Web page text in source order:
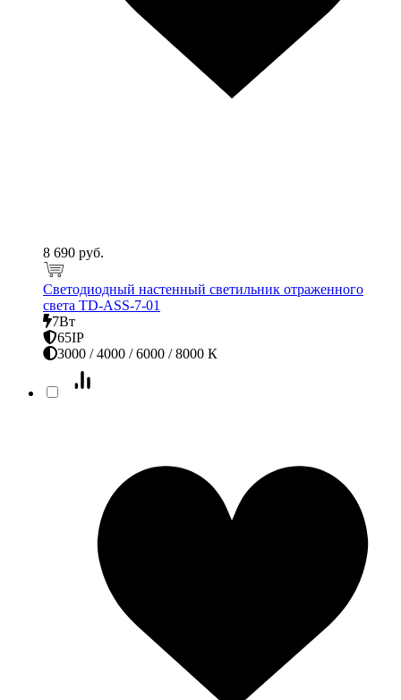
8 690 руб.
Светодиодный настенный светильник отраженного
света TD-ASS-7-01
7Вт
65IP
3000 / 4000 / 6000 / 8000 К